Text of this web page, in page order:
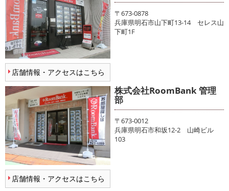
店舗情報・アクセスはこちら
〒673-0878
兵庫県明石市山下町13-14 セレス山
下町1F
店舗情報・アクセスはこちら
株式会社RoomBank 管理
部
〒673-0012
兵庫県明石市和坂12-2 山崎ビル
103